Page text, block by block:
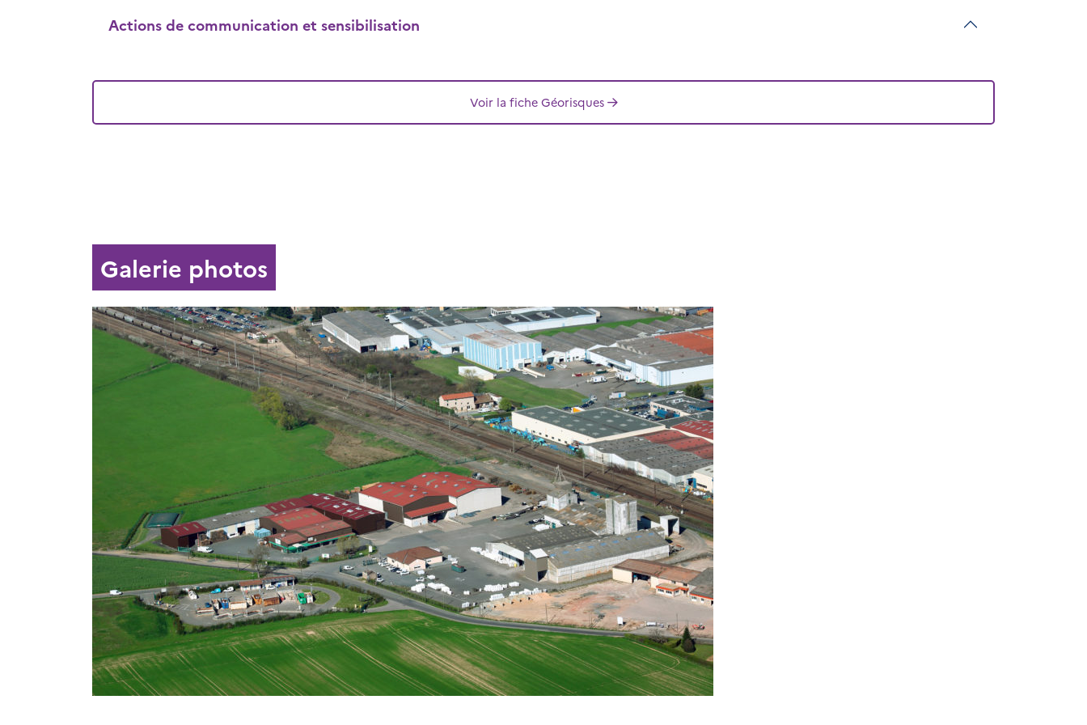
Actions de communication et sensibilisation
Voir la fiche Géorisques
Galerie photos